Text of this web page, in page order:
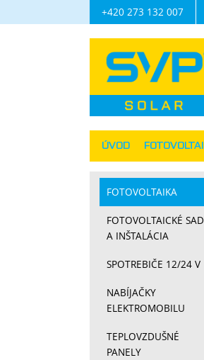
FOTOVOLTAIKA
FOTOVOLTAICKÉ
A INŠTALÁCIA
SPOTREBIČE 12/24 V
NABÍJAČKY
ELEKTROMOBILU
TEPLOVZDUŠNÉ
PANELY
Navigácia
+420 273 132 007
ÚVOD